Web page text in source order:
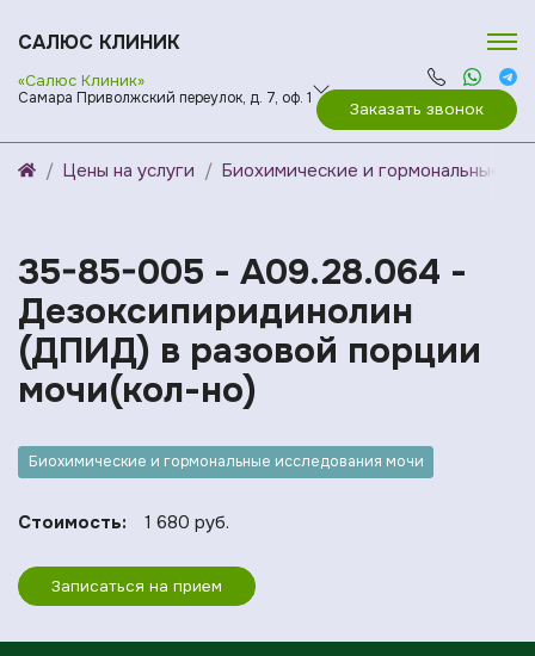
САЛЮС КЛИНИК
«Салюс Клиник»
Самара Приволжский переулок, д. 7, оф. 1
Заказать звонок
Цены на услуги Биохимические и гормональные
35-85-005 - A09.28.064 -
Дезоксипиридинолин
(ДПИД) в разовой порции
мочи(кол-но)
Биохимические и гормональные исследования мочи
Стоимость: 1 680 руб.
Записаться на прием